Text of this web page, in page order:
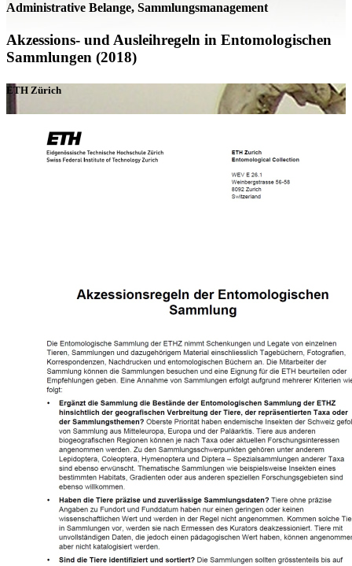
Administrative Belange, Sammlungsmanagement
Akzessions- und Ausleihregeln in Entomologischen
Sammlungen (2018)
ETH Zürich